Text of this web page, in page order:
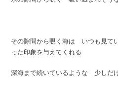
その隙間から覗く海は いつも見て
った印象を与えてくれる
深海まで続いているような 少しだ